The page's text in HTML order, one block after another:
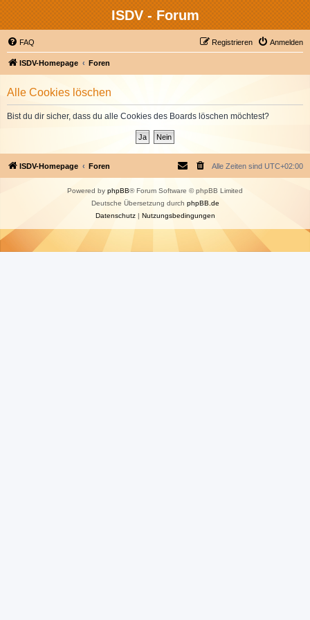
ISDV - Forum
FAQ Anmelden
Registrieren
ISDV-Homepage Foren
Alle Cookies löschen
Bist du dir sicher, dass du alle Cookies des Boards löschen möchtest?
ISDV-Homepage Foren Alle Zeiten sind UTC+02:00
Powered by phpBB® Forum Software © phpBB Limited
Deutsche Übersetzung durch phpBB.de
Datenschutz| Nutzungsbedingungen